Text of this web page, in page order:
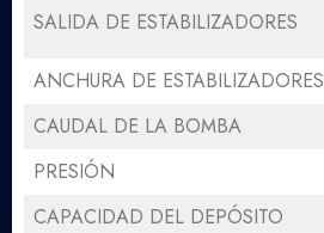
SALIDA DE ESTABILIZADORES
ANCHURA DE ESTABILIZADORES
CAUDAL DE LA BOMBA
PRESIÓN
CAPACIDAD DEL DEPÓSITO